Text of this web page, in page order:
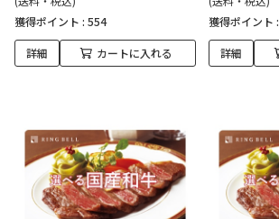
獲得ポイント : 554
詳細 カートに入れる
獲得ポイント :
詳細